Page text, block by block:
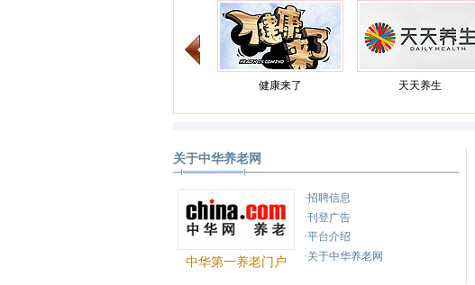
健康来了 天天养生
关于中华养老网
中华第一养老门户
·招聘信息
·刊登广告
·平台介绍
·关于中华养老网